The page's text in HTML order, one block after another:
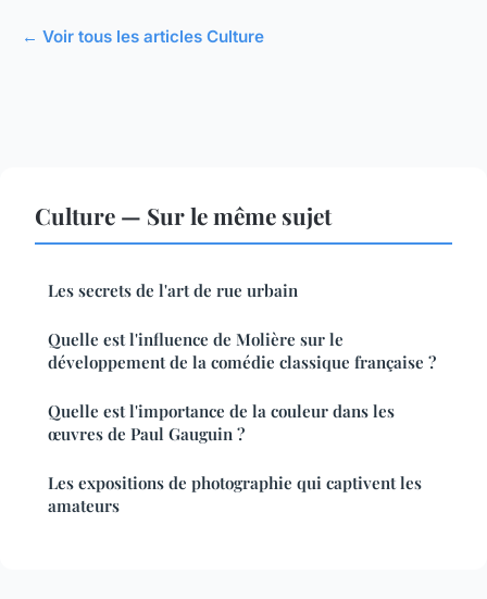
← Voir tous les articles Culture
Culture — Sur le même sujet
Les secrets de l'art de rue urbain
Quelle est l'influence de Molière sur le
développement de la comédie classique française ?
Quelle est l'importance de la couleur dans les
œuvres de Paul Gauguin ?
Les expositions de photographie qui captivent les
amateurs